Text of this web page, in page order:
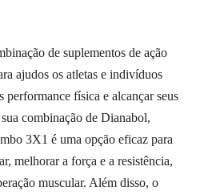
de suplementos de ação
ajudos os atletas e indivíduos
performance física e alcançar seus
combinação de Dianabol,
3X1 é uma opção eficaz para
melhorar a força e a resistência,
muscular. Além disso, o